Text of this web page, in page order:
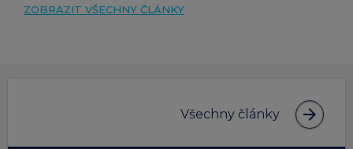
ZOBRAZIT VŠECHNY ČLÁNKY
Všechny články arrow_forward